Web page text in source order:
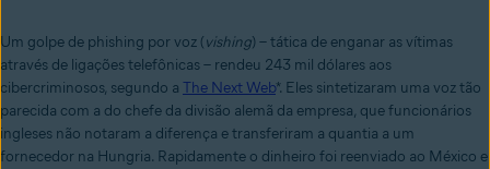
Um golpe de phishing por voz (vishing) – tática de enganar as vítimas
através de ligações telefônicas – rendeu 243 mil dólares aos
cibercriminosos, segundo a The Next Web*. Eles sintetizaram uma voz tão
parecida com a do chefe da divisão alemã da empresa, que funcionários
ingleses não notaram a diferença e transferiram a quantia a um
fornecedor na Hungria. Rapidamente o dinheiro foi reenviado ao México e